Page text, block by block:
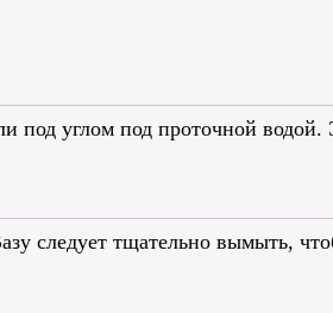
под углом под проточной
следует тщательно вымыть,